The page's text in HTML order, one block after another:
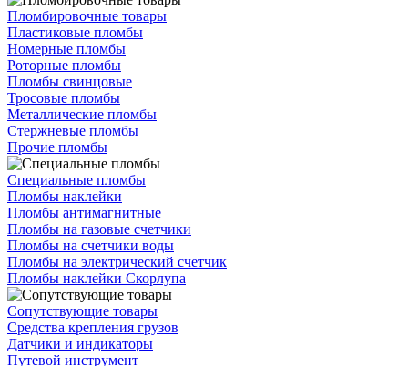
Пломбировочные товары
Пластиковые пломбы
Номерные пломбы
Роторные пломбы
Пломбы свинцовые
Тросовые пломбы
Металлические пломбы
Стержневые пломбы
Прочие пломбы
Специальные пломбы
Пломбы наклейки
Пломбы антимагнитные
Пломбы на газовые счетчики
Пломбы на счетчики воды
Пломбы на электрический счетчик
Пломбы наклейки Скорлупа
Сопутствующие товары
Средства крепления грузов
Датчики и индикаторы
Путевой инструмент